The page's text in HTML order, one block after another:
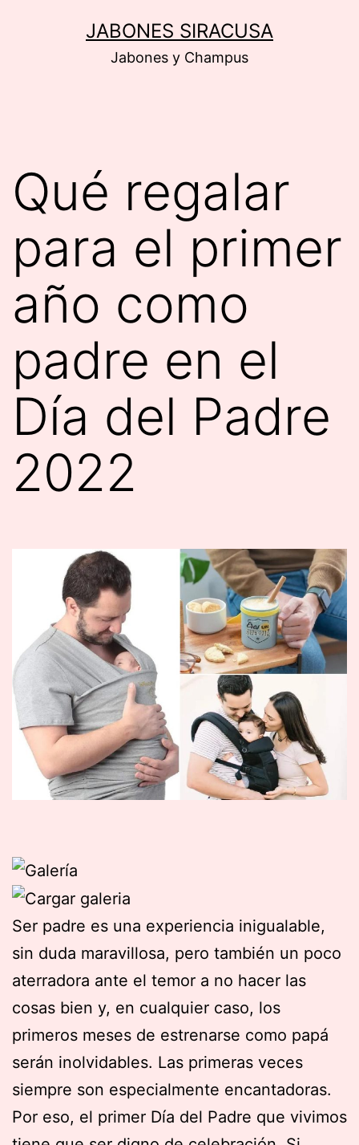
JABONES SIRACUSA
Jabones y Champus
Qué regalar
para el primer
año como
padre en el
Día del Padre
2022
Ser padre es una experiencia inigualable,
sin duda maravillosa, pero también un poco
aterradora ante el temor a no hacer las
cosas bien y, en cualquier caso, los
primeros meses de estrenarse como papá
serán inolvidables. Las primeras veces
siempre son especialmente encantadoras.
Por eso, el primer Día del Padre que vivimos